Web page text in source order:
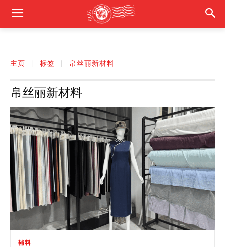
主页 标签 帛丝丽新材料
帛丝丽新材料
辅料